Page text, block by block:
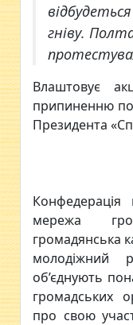
гніву.
Влаштовує
припиненню
Президента
Конфедерація
мережа
громадянська
молодіжний
об’єднують
громадських
про свою